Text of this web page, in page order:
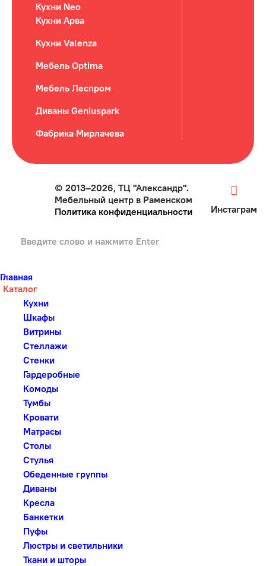
Кухни Neo
Кухни Арва
Кухни Valenza
Мебель Optima
Мебель Леспром
Диваны Geniuspark
Фабрика Мирлачева
© 2013–2026, ТЦ "Александр".
Мебельный центр в Раменском
Политика конфиденциальности
Инстаграм
Главная
Каталог
Кухни
Шкафы
Витрины
Стеллажи
Стенки
Гардеробные
Комоды
Тумбы
Кровати
Матрасы
Столы
Стулья
Обеденные группы
Диваны
Кресла
Банкетки
Пуфы
Люстры и светильники
Ткани и шторы